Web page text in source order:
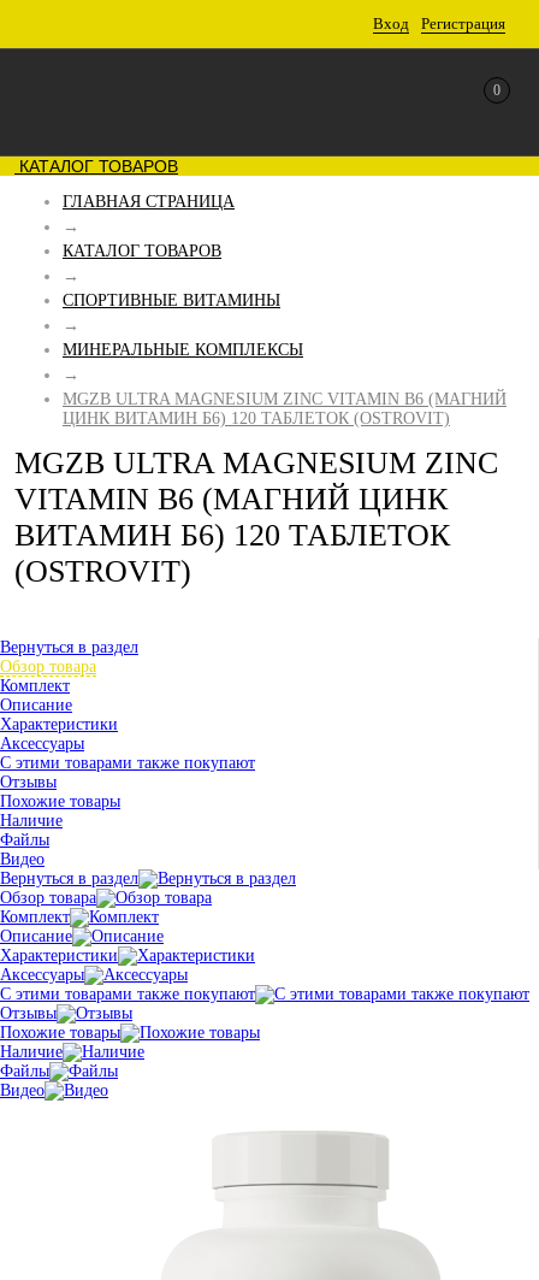
Вход Регистрация
0
КАТАЛОГ ТОВАРОВ
ГЛАВНАЯ СТРАНИЦА
→
КАТАЛОГ ТОВАРОВ
→
СПОРТИВНЫЕ ВИТАМИНЫ
→
МИНЕРАЛЬНЫЕ КОМПЛЕКСЫ
→
MGZB ULTRA MAGNESIUM ZINC VITAMIN B6 (МАГНИЙ
ЦИНК ВИТАМИН Б6) 120 ТАБЛЕТОК (OSTROVIT)
MGZB ULTRA MAGNESIUM ZINC
VITAMIN B6 (МАГНИЙ ЦИНК
ВИТАМИН Б6) 120 ТАБЛЕТОК
(OSTROVIT)
Вернуться в раздел
Обзор товара
Комплект
Описание
Характеристики
Аксессуары
С этими товарами также покупают
Отзывы
Похожие товары
Наличие
Файлы
Видео
Вернуться в раздел
Обзор товара
Комплект
Описание
Характеристики
Аксессуары
С этими товарами также покупают
Отзывы
Похожие товары
Наличие
Файлы
Видео